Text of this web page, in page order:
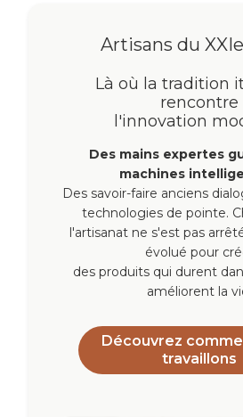
Artisans du
Là où la tradition
rencontre
l'innovation
Des mains expertes
machines
Des savoir-faire anciens
technologies de pointe.
l'artisanat ne s'est pas
évolué pour
des produits qui durent
améliorent la
Découvrez
travaillons